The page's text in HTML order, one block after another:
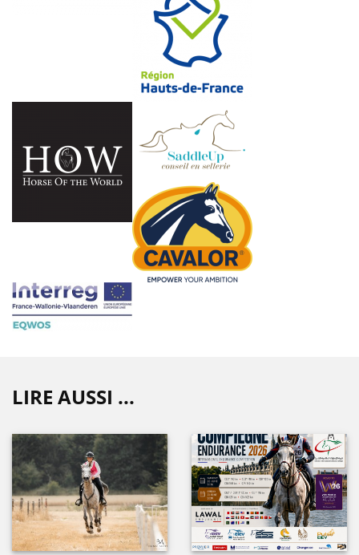
LIRE AUSSI ...